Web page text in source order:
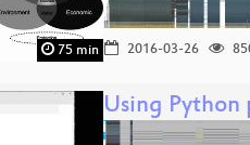
75 min 2016-03-26
Using Python